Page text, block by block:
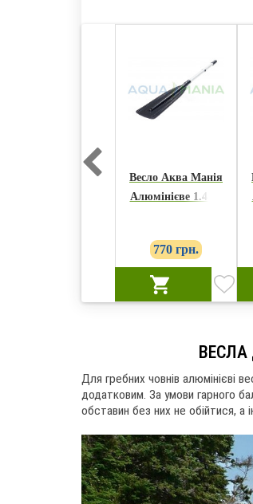
Весло Аква Манія
Алюмінієве 1.4м -
770 грн.
ВЕСЛА
Для гребних човнів алюмінієві
додатковим. За умови гарного
обставин без них не обійтися, а